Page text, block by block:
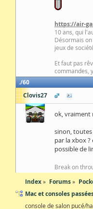
https://air-
10 ans, qui
Désormais
jeux de
Et faut pas
commandes,
60
Clovis27
ok, vraiment
sinon, toutes
par la xbox ?
possible de
Break on
Index Forums
Mac et consoles
console de salon pucé/